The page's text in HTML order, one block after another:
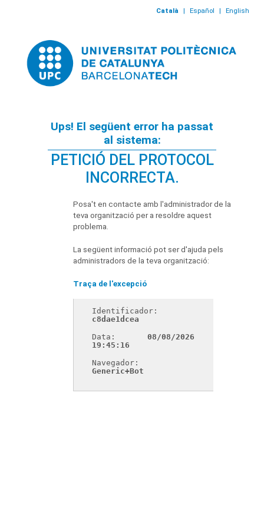
Català | Español | English
Ups! El següent error ha passat
al sistema:
PETICIÓ DEL PROTOCOL
INCORRECTA.
Posa't en contacte amb l'administrador de la
teva organització per a resoldre aquest
problema.
La següent informació pot ser d'ajuda pels
administradors de la teva organització:
Traça de l'excepció
c8dae1dcea
Data:
08/08/2026
19:45:16
Generic+Bot